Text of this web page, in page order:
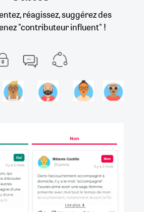
réagissez, suggérez des
"contributeur influent" !